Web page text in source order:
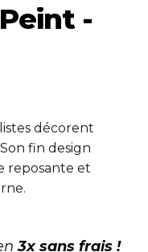
-
décorent
fin design
reposante et
3x sans frais !